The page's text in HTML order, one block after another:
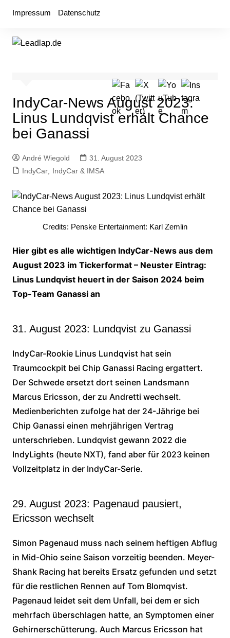
Impressum Datenschutz
IndyCar-News August 2023:
Linus Lundqvist erhält Chance
bei Ganassi
André Wiegold
31. August 2023
IndyCar, IndyCar & IMSA
Credits: Penske Entertainment: Karl Zemlin
Hier gibt es alle wichtigen IndyCar-News aus dem
August 2023 im Tickerformat – Neuster Eintrag:
Linus Lundqvist heuert in der Saison 2024 beim
Top-Team Ganassi an
31. August 2023: Lundqvist zu Ganassi
IndyCar-Rookie Linus Lundqvist hat sein
Traumcockpit bei Chip Ganassi Racing ergattert.
Der Schwede ersetzt dort seinen Landsmann
Marcus Ericsson, der zu Andretti wechselt.
Medienberichten zufolge hat der 24-Jährige bei
Chip Ganassi einen mehrjährigen Vertrag
unterschrieben. Lundqvist gewann 2022 die
IndyLights (heute NXT), fand aber für 2023 keinen
Vollzeitplatz in der IndyCar-Serie.
29. August 2023: Pagenaud pausiert,
Ericsson wechselt
Simon Pagenaud muss nach seinem heftigen Abflug
in Mid-Ohio seine Saison vorzeitig beenden. Meyer-
Shank Racing hat bereits Ersatz gefunden und setzt
für die restlichen Rennen auf Tom Blomqvist.
Pagenaud leidet seit dem Unfall, bei dem er sich
mehrfach überschlagen hatte, an Symptomen einer
Gehirnerschütterung. Auch Marcus Ericsson hat